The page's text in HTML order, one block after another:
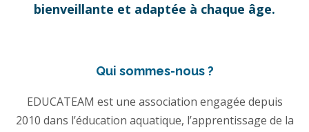
bienveillante et adaptée à chaque âge.
Qui sommes-nous ?
EDUCATEAM est une association engagée depuis
2010 dans l’éducation aquatique, l’apprentissage de la